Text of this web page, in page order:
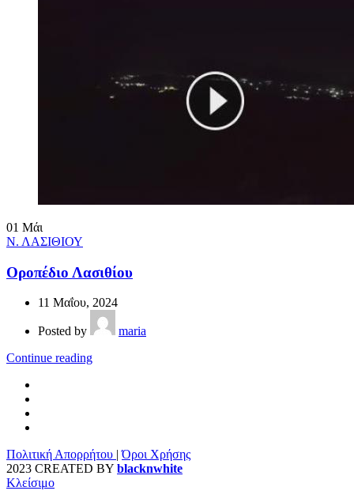
01 Μάι
Ν. ΛΑΣΙΘΙΟΥ
Οροπέδιο Λασιθίου
11 Μαΐου, 2024
Posted by
maria
Continue reading
Πολιτική Απορρήτου |Όροι Χρήσης
2023 CREATED BY blacknwhite
Κλείσιμο